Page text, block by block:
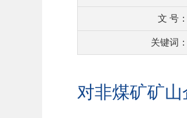
文 号：
关键词：
对非煤矿矿